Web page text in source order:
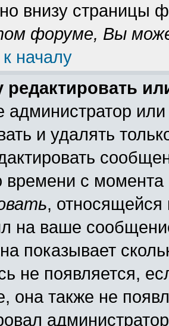
внизу страницы
форуме, Вы
началу
редактировать
администратор
и удалять
времени с
,
на ваше
показывает
не появляется,
она также не